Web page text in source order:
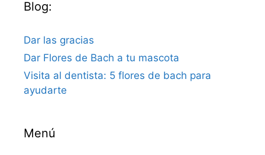
Blog:
Dar las gracias
Dar Flores de Bach a tu mascota
Visita al dentista: 5 flores de bach para
ayudarte
Menú